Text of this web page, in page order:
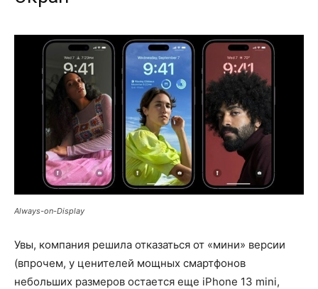
Always-on-Display
Увы, компания решила отказаться от «мини» версии
(впрочем, у ценителей мощных смартфонов
небольших размеров остается еще iPhone 13 mini,